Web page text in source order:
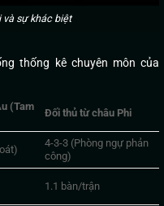
và sự khác biệt
thống kê chuyên môn của
(Tam
Đối thủ từ châu Phi
4-3-3 (Phòng ngự phản
công)
1.1 bàn/trận